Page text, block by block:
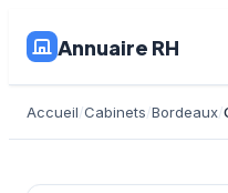
Annuaire RH
Accueil Cabinets Bordeaux